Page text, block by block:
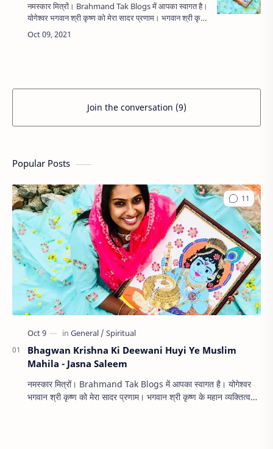
नमस्कार मित्रों। Brahmand Tak Blogs में आपका स्वागत है।
योगेश्वर भगवान श्री कृष्ण को मेरा सादर प्रणाम। भगवान श्री कृष्ण
के महान व्यक्तित्व और ज्ञान से सम्पूर्ण संसार हजारों साल से …
Join the conversation (9)
Popular Posts
Bhagwan Krishna Ki Deewani Huyi Ye Muslim
Mahila - Jasna Saleem
नमस्कार मित्रों। Brahmand Tak Blogs में आपका स्वागत है। योगेश्वर
भगवान श्री कृष्ण को मेरा सादर प्रणाम। भगवान श्री कृष्ण के महान व्यक्तित्व